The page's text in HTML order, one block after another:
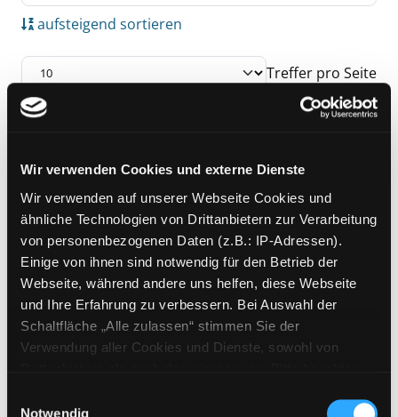
Wir verwenden Cookies und externe Dienste
Wir verwenden auf unserer Webseite Cookies und
ähnliche Technologien von Drittanbietern zur Verarbeitung
von personenbezogenen Daten (z.B.: IP-Adressen).
Einige von ihnen sind notwendig für den Betrieb der
Webseite, während andere uns helfen, diese Webseite
und Ihre Erfahrung zu verbessern. Bei Auswahl der
Schaltfläche „Alle zulassen“ stimmen Sie der
Verwendung aller Cookies und Dienste, sowohl von
Cookies von Drittanbietern, eine Verarbeitung in
Notwendig
aufsteigend sortieren
Treffer pro Seite
Exemplar-Details von In the Company of
Mediengruppe:DVD
In the Company of Men
Tun wir jemandem weh!
Verfasser: LaBute, Neil [Regie]
Suche
Jahr: 1997 Verlag: [o.O.], Arthaus
Zu den Suchfiltern springen
Sortieren nach